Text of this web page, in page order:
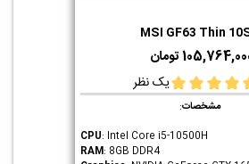
MSI GF63 Thin
تومان
یک نظر
مشخصات:
CPU: Intel Core i5-10500H
RAM: 8GB DDR4